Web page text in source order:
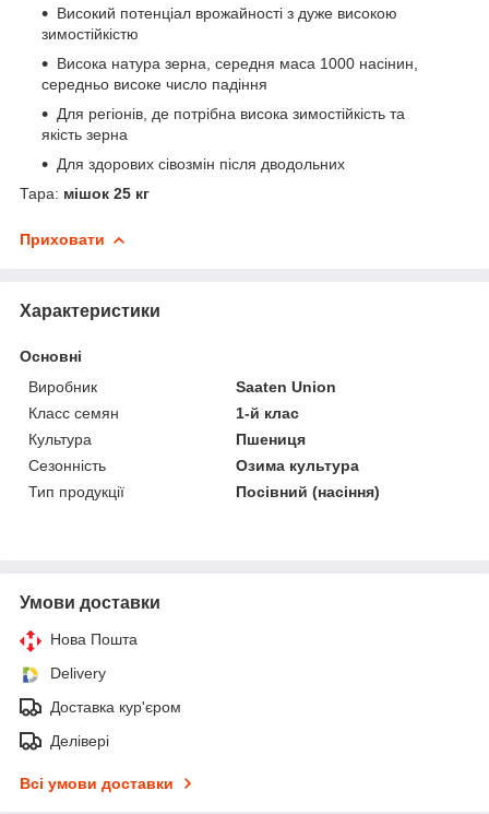
Високий потенціал врожайності з дуже високою
зимостійкістю
Висока натура зерна, середня маса 1000 насінин,
середньо високе число падіння
Для регіонів, де потрібна висока зимостійкість та
якість зерна
Для здорових сівозмін після дводольних
Тара: мішок 25 кг
Приховати
Характеристики
Основні
Виробник
Saaten Union
Класс семян
1-й клас
Культура
Пшениця
Сезонність
Озима культура
Тип продукції
Посівний (насіння)
Умови доставки
Нова Пошта
Delivery
Доставка кур'єром
Делівері
Всі умови доставки